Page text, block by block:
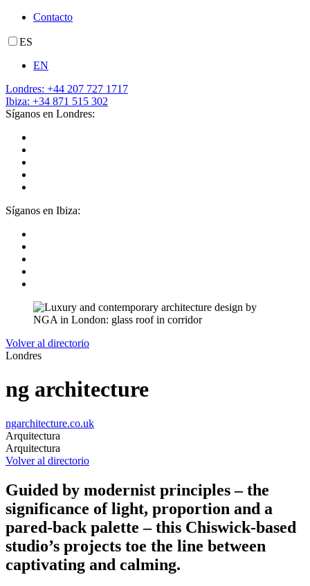
Contacto
ES
EN
Londres: +44 207 727 1717
Ibiza: +34 871 515 302
Síganos en Londres:
Síganos en Ibiza:
Volver al directorio
Londres
ng architecture
ngarchitecture.co.uk
Arquitectura
Arquitectura
Volver al directorio
Guided by modernist principles – the
significance of light, proportion and a
pared-back palette – this Chiswick-based
studio’s projects toe the line between
captivating and calming.